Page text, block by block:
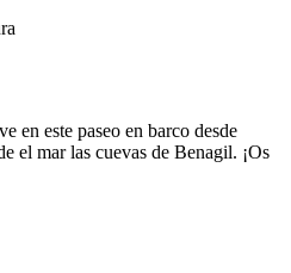
en este paseo en barco desde
el mar las cuevas de Benagil. ¡Os